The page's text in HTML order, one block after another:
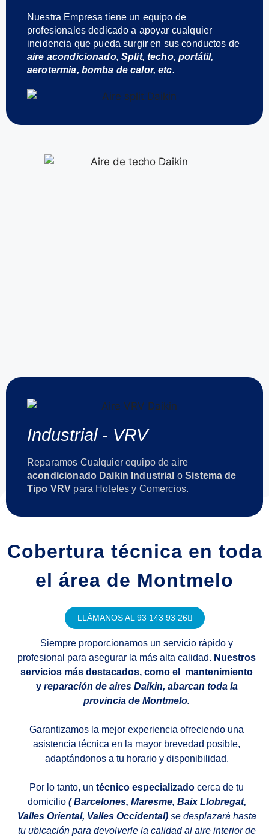
Nuestra Empresa tiene un equipo de
profesionales dedicado a apoyar cualquier
incidencia que pueda surgir en sus conductos de
aire acondicionado, Split, techo, portátil,
aerotermia, bomba de calor, etc.
Industrial - VRV
Reparamos Cualquier equipo de aire
acondicionado Daikin Industrial oSistema de
Tipo VRV para Hoteles y Comercios.
Cobertura técnica en toda
el área de Montmelo
LLÁMANOS AL 93 143 93 26
Siempre proporcionamos un servicio rápido y
profesional para asegurar la más alta calidad. Nuestros
servicios más destacados, como el mantenimiento
y reparación de aires Daikin, abarcan toda la
provincia de Montmelo.
Garantizamos la mejor experiencia ofreciendo una
asistencia técnica en la mayor brevedad posible,
adaptándonos a tu horario y disponibilidad.
Por lo tanto, un técnico especializado cerca de tu
domicilio ( Barcelones, Maresme, Baix Llobregat,
Valles Oriental, Valles Occidental) se desplazará hasta
tu ubicación para devolverle la calidad al aire interior de